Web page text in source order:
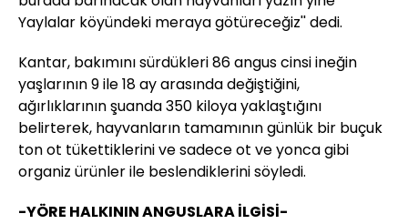
Yaylalar köyündeki meraya götüreceğiz'' dedi.
Kantar, bakımını sürdükleri 86 angus cinsi ineğin
yaşlarının 9 ile 18 ay arasında değiştiğini,
ağırlıklarının şuanda 350 kiloya yaklaştığını
belirterek, hayvanların tamamının günlük bir buçuk
ton ot tükettiklerini ve sadece ot ve yonca gibi
organiz ürünler ile beslendiklerini söyledi.
-YÖRE HALKININ ANGUSLARA İLGİSİ-